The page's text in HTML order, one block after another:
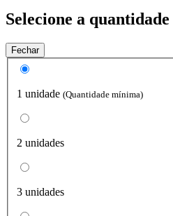
Selecione a quantidade
Fechar
1 unidade (Quantidade mínima)
2 unidades
3 unidades